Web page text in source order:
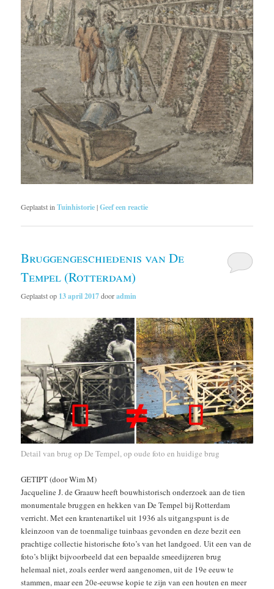
Geplaatst in Tuinhistorie|Geef een reactie
Bruggengeschiedenis van De
Tempel (Rotterdam)
Geplaatst op 13 april 2017dooradmin
Detail van brug op De Tempel, op oude foto en huidige brug
GETIPT (door Wim M)
Jacqueline J. de Graauw heeft bouwhistorisch onderzoek aan de tien
monumentale bruggen en hekken van De Tempel bij Rotterdam
verricht. Met een krantenartikel uit 1936 als uitgangspunt is de
kleinzoon van de toenmalige tuinbaas gevonden en deze bezit een
prachtige collectie historische foto’s van het landgoed. Uit een van de
foto’s blijkt bijvoorbeeld dat een bepaalde smeedijzeren brug
helemaal niet, zoals eerder werd aangenomen, uit de 19e eeuw te
stammen, maar een 20e-eeuwse kopie te zijn van een houten en meer